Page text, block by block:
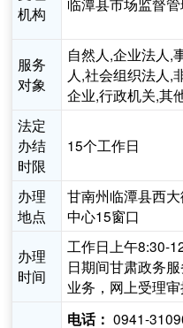
机构
服务
对象
自然人,企业法人,
人,社会组织法人,
企业,行政机关,其
法定
办结
时限
15个工作日
办理
地点
甘南州临潭县西
中心15窗口
办理
时间
工作日上午8:30-
日期间甘肃政务
业务，网上受理审
电话： 0941-